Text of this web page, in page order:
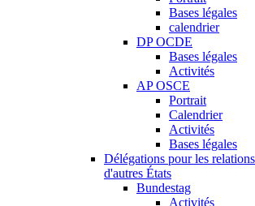
Bases légales
calendrier
DP OCDE
Bases légales
Activités
AP OSCE
Portrait
Calendrier
Activités
Bases légales
Délégations pour les
d'autres États
Bundestag
Activités